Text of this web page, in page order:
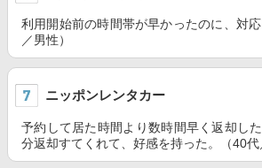
利用開始前の時間帯が早かったのに、対
／男性）
ニッポンレンタカー
予約して居た時間より数時間早く返却し
分返却すてくれて、好感を持った。（40代